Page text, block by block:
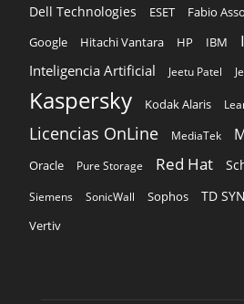
Dell Technologies ESET Fabio
Google Hitachi Vantara HP IBM
Inteligencia Artificial Jeetu Patel
Kaspersky Kodak Alaris
Licencias OnLine MediaTek
Oracle Pure Storage Red Hat
Siemens SonicWall Sophos TD
Vertiv